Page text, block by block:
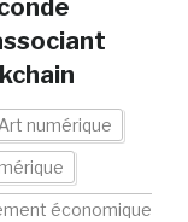
numérique
économique